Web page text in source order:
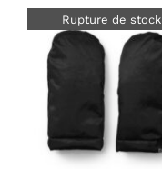
Rupture de stock
DÉTAILS